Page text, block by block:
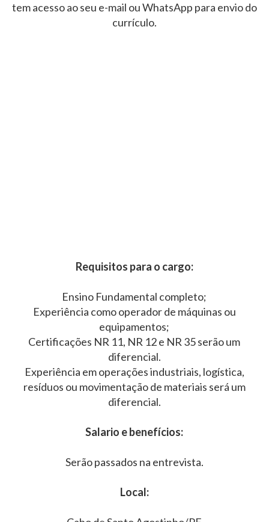
tem acesso ao seu e-mail ou WhatsApp para envio do
currículo.
Requisitos para o cargo:
Ensino Fundamental completo;
Experiência como operador de máquinas ou
equipamentos;
Certificações NR 11, NR 12 e NR 35 serão um
diferencial.
Experiência em operações industriais, logística,
resíduos ou movimentação de materiais será um
diferencial.
Salario e benefícios:
Serão passados na entrevista.
Local: